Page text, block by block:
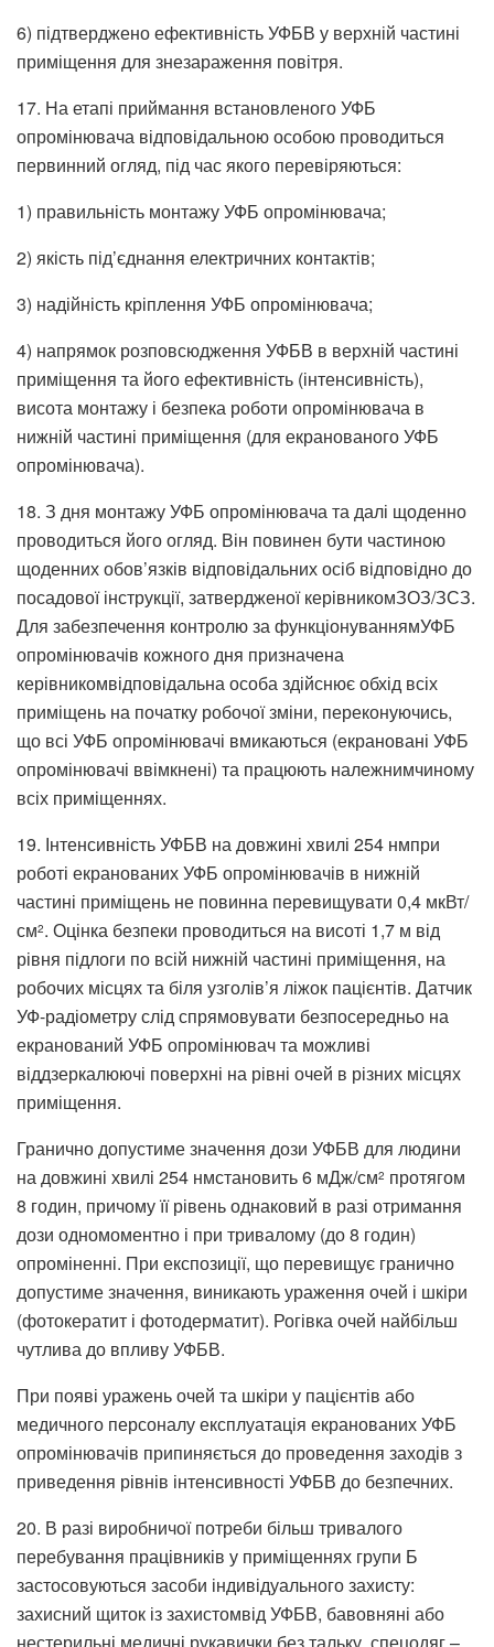
6) підтверджено ефективність УФБВ у верхній частині
приміщення для знезараження повітря.
17. На етапі приймання встановленого УФБ
опромінювача відповідальною особою проводиться
первинний огляд, під час якого перевіряються:
1) правильність монтажу УФБ опромінювача;
2) якість під’єднання електричних контактів;
3) надійність кріплення УФБ опромінювача;
4) напрямок розповсюдження УФБВ в верхній частині
приміщення та його ефективність (інтенсивність),
висота монтажу і безпека роботи опромінювача в
нижній частині приміщення (для екранованого УФБ
опромінювача).
18. З дня монтажу УФБ опромінювача та далі щоденно
проводиться його огляд. Він повинен бути частиною
щоденних обов’язків відповідальних осіб відповідно до
посадової інструкції, затвердженої керівникомЗОЗ/ЗСЗ.
Для забезпечення контролю за функціонуваннямУФБ
опромінювачів кожного дня призначена
керівникомвідповідальна особа здійснює обхід всіх
приміщень на початку робочої зміни, переконуючись,
що всі УФБ опромінювачі вмикаються (екрановані УФБ
опромінювачі ввімкнені) та працюють належнимчиному
всіх приміщеннях.
19. Інтенсивність УФБВ на довжині хвилі 254 нмпри
роботі екранованих УФБ опромінювачів в нижній
частині приміщень не повинна перевищувати 0,4 мкВт/
см2. Оцінка безпеки проводиться на висоті 1,7 м від
рівня підлоги по всій нижній частині приміщення, на
робочих місцях та біля узголів’я ліжок пацієнтів. Датчик
УФ-радіометру слід спрямовувати безпосередньо на
екранований УФБ опромінювач та можливі
віддзеркалюючі поверхні на рівні очей в різних місцях
приміщення.
Гранично допустиме значення дози УФБВ для людини
на довжині хвилі 254 нмстановить 6 мДж/см2 протягом
8 годин, причому її рівень однаковий в разі отримання
дози одномоментно і при тривалому (до 8 годин)
опроміненні. При експозиції, що перевищує гранично
допустиме значення, виникають ураження очей і шкіри
(фотокератит і фотодерматит). Рогівка очей найбільш
чутлива до впливу УФБВ.
При появі уражень очей та шкіри у пацієнтів або
медичного персоналу експлуатація екранованих УФБ
опромінювачів припиняється до проведення заходів з
приведення рівнів інтенсивності УФБВ до безпечних.
20. В разі виробничої потреби більш тривалого
перебування працівників у приміщеннях групи Б
застосовуються засоби індивідуального захисту:
захисний щиток із захистомвід УФБВ, бавовняні або
нестерильні медичні рукавички без тальку, спецодяг –